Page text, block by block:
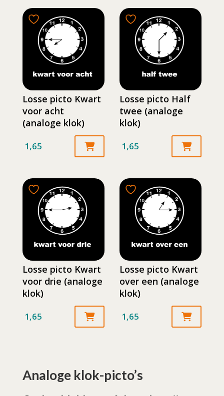
Losse picto Kwart
voor acht
(analoge klok)
1,65
Losse picto Half
twee (analoge
klok)
1,65
Losse picto Kwart
voor drie (analoge
klok)
1,65
Losse picto Kwart
over een (analoge
klok)
1,65
Analoge klok-picto’s